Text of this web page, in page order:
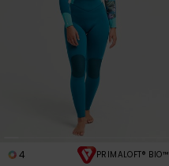
4 PRIMALOFT® BIO™